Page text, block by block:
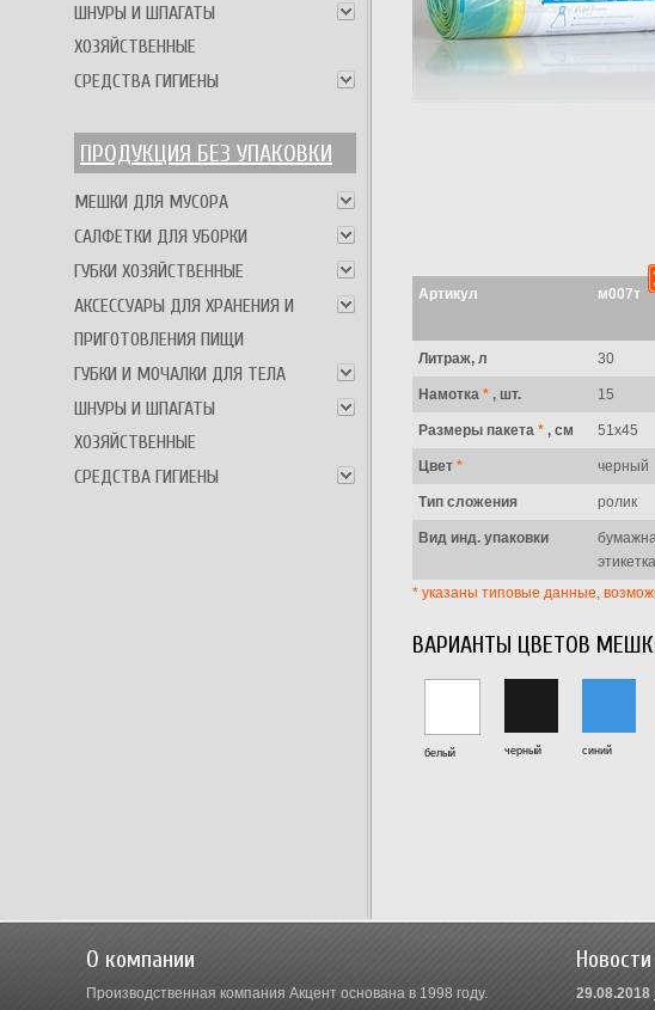
ШНУРЫ И ШПАГАТЫ
ХОЗЯЙСТВЕННЫЕ
СРЕДСТВА ГИГИЕНЫ
ПРОДУКЦИЯ БЕЗ УПАКОВКИ
МЕШКИ ДЛЯ МУСОРА
САЛФЕТКИ ДЛЯ УБОРКИ
ГУБКИ ХОЗЯЙСТВЕННЫЕ
АКСЕССУАРЫ ДЛЯ ХРАНЕНИЯ И
ПРИГОТОВЛЕНИЯ ПИЩИ
ГУБКИ И МОЧАЛКИ ДЛЯ ТЕЛА
ШНУРЫ И ШПАГАТЫ
ХОЗЯЙСТВЕННЫЕ
СРЕДСТВА ГИГИЕНЫ
Артикул м007т
Литраж, л 30
Намотка* , шт. 15
Размеры пакета* , см 51х45
Цвет* черный
Тип сложения ролик
Вид инд. упаковки
этикетка
* указаны типовые данные,
ВАРИАНТЫ ЦВЕТОВ
белый черный синий
О компании
Производственная компания Акцент основана в 1998 году.
Новости
29.08.2018